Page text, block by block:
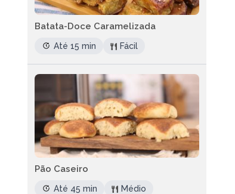
Batata-Doce Caramelizada
Até 15 min Fácil
Pão Caseiro
Até 45 min Médio